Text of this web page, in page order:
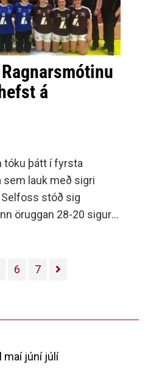
á
tóku þátt í fyrsta
sem lauk með sigri
Selfoss stóð sig
öruggan 28-20 sigur á
um þriðja sætið.Í lok
6 7
maí júní júlí